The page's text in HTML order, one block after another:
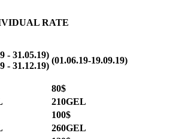
RATE
- 31.05.19)
- 31.12.19)
(01.06.19-19.09.19)
80$
210GEL
100$
260GEL